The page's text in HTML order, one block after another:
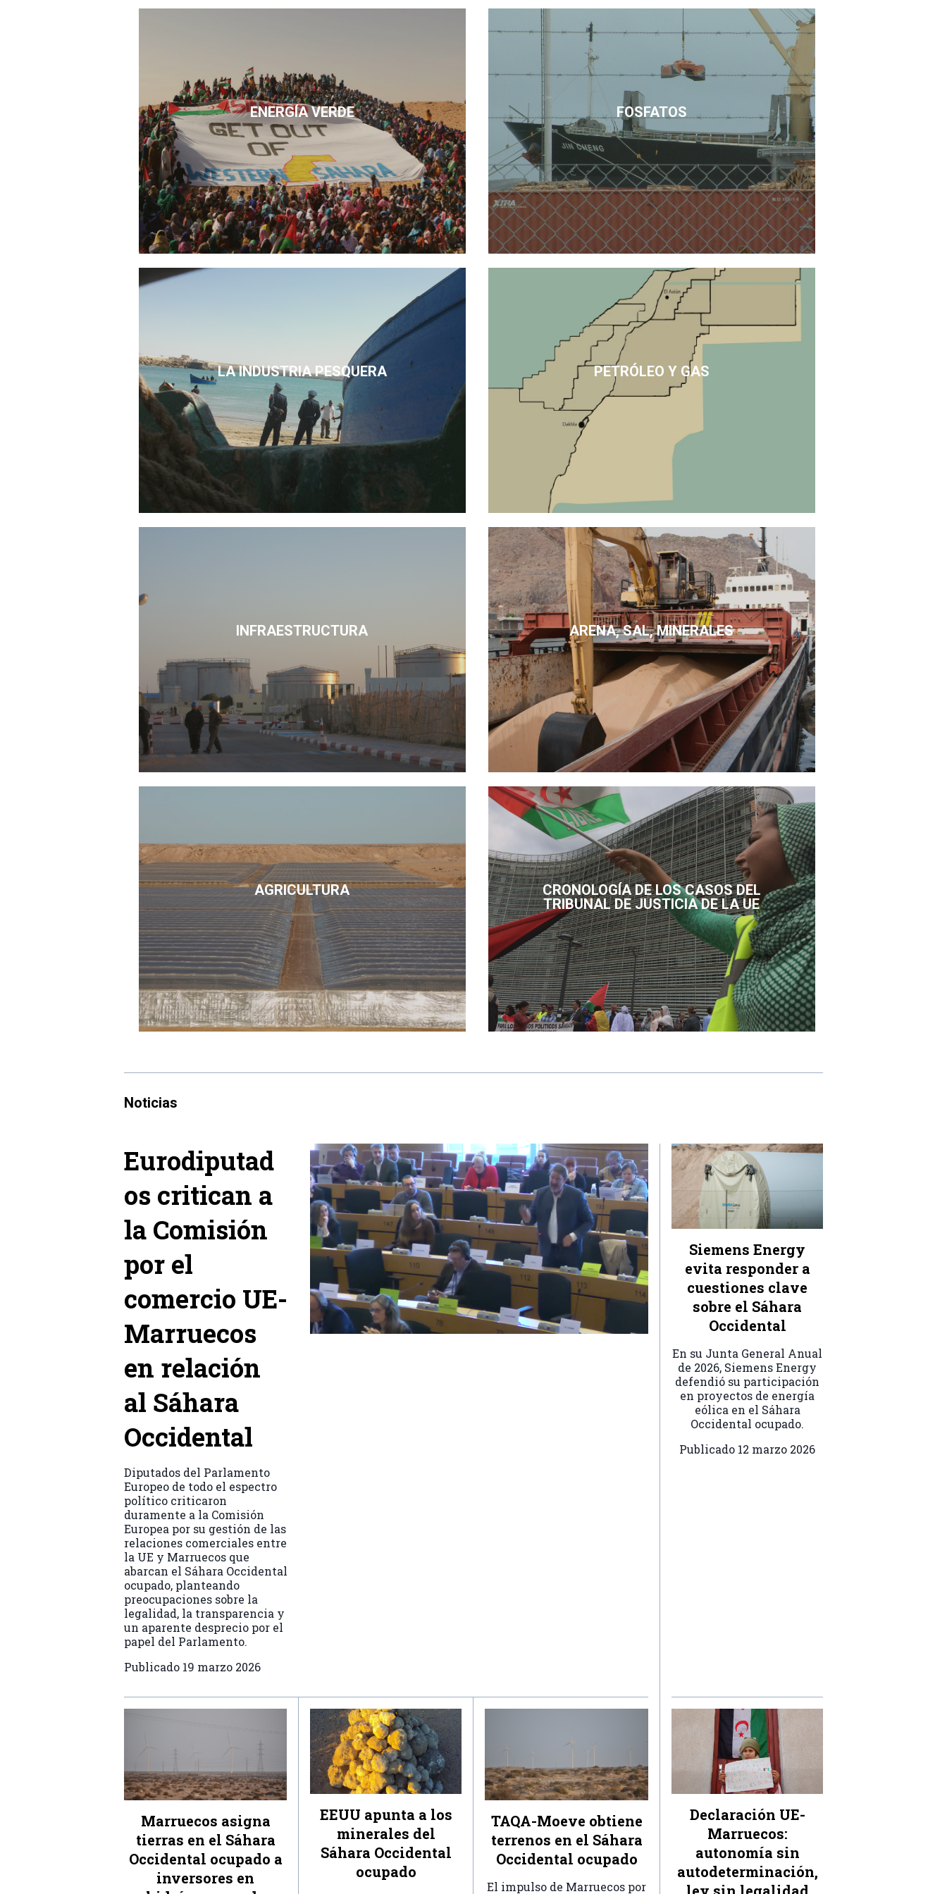
ENERGÍA VERDE FOSFATOS
LA INDUSTRIA PESQUERA PETRÓLEO Y GAS
INFRAESTRUCTURA ARENA, SAL, MINERALES
AGRICULTURA
CRONOLOGÍA DE LOS CASOS DEL
TRIBUNAL DE JUSTICIA DE LA UE
Noticias
Eurodiputad
os critican a
la Comisión
por el
comercio UE-
Marruecos
en relación
al Sáhara
Occidental
Diputados del Parlamento
Europeo de todo el espectro
político criticaron
duramente a la Comisión
Europea por su gestión de las
relaciones comerciales entre
la UE y Marruecos que
abarcan el Sáhara Occidental
ocupado, planteando
preocupaciones sobre la
legalidad, la transparencia y
un aparente desprecio por el
papel del Parlamento.
Publicado 19 marzo 2026
Siemens Energy
evita responder a
cuestiones clave
sobre el Sáhara
Occidental
En su Junta General Anual
de 2026, Siemens Energy
defendió su participación
en proyectos de energía
eólica en el Sáhara
Occidental ocupado.
Publicado 12 marzo 2026
Marruecos asigna
tierras en el Sáhara
Occidental ocupado a
inversores en
EEUU apunta a los
minerales del
Sáhara Occidental
ocupado
TAQA-Moeve obtiene
terrenos en el Sáhara
Occidental ocupado
El impulso de Marruecos por
Declaración UE-
Marruecos:
autonomía sin
autodeterminación,
ley sin legalidad